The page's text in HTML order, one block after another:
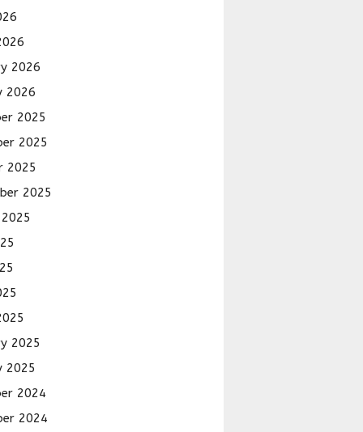
2026
2026
2025
2025
2025
2025
2025
2025
2024
2024